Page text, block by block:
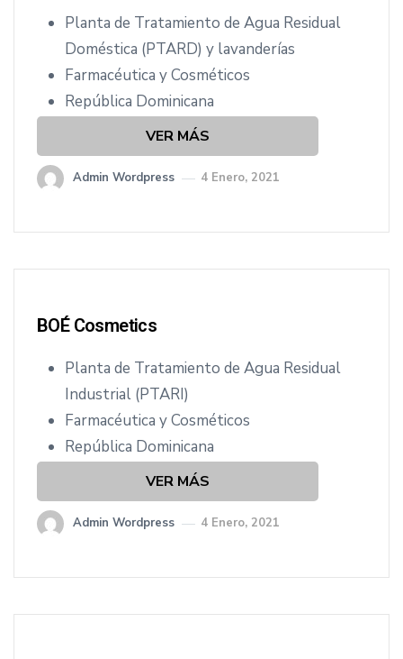
Planta de Tratamiento de Agua Residual
Doméstica (PTARD) y lavanderías
Farmacéutica y Cosméticos
República Dominicana
VER MÁS
Admin Wordpress 4 Enero, 2021
BOÉ Cosmetics
Planta de Tratamiento de Agua Residual
Industrial (PTARI)
Farmacéutica y Cosméticos
República Dominicana
VER MÁS
Admin Wordpress 4 Enero, 2021